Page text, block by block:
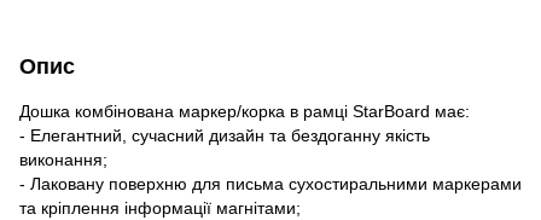
Опис
Дошка комбінована маркер/корка в рамці StarBoard має:
- Елегантний, сучасний дизайн та бездоганну якість
виконання;
- Лаковану поверхню для письма сухостиральними маркерами
та кріплення інформації магнітами;